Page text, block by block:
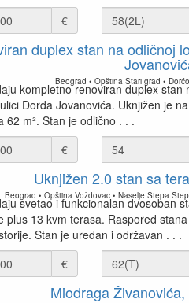
€
duplex stan na odličnoj
Beograd • Opština Stari grad •
kompletno renoviran duplex stan
Đorđa Jovanovića. Uknjižen je
62 m². Stan je odlično . . .
€
Uknjižen 2.0 stan sa
Beograd • Opština Voždovac • Naselje Stepa
svetao i funkcionalan dvosoban
plus 13 kvm terasa. Raspored
Stan je uredan i održavan . . .
€
Miodraga